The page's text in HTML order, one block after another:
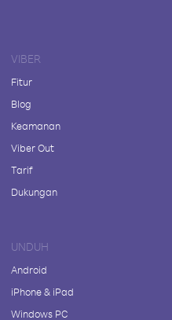
VIBER
Fitur
Blog
Keamanan
Viber Out
Tarif
Dukungan
UNDUH
Android
iPhone & iPad
Windows PC